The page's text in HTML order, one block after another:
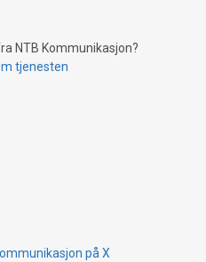
Ice Spice slapp i dag
Y2K. Produsert av Ice
RiotUSA, som også
fra dancehall-legenden Sean
NTB Kommunikasjon?
tjenesten
på X